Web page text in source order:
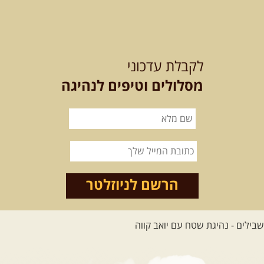
למגוון רכבי שטח
בחרנו לילה מיוחד לטיול מיוחד!
השמיים יהיו נקיים, הכוכבים ...
שישי- מעיינות
ואתגרים בצפון הרמה
מסלול חדש בצפון רמת הגולן בהובלת
מדריך תושב האזור. המסלול ...
לקבלת עדכוני
מסלולים וטיפים לנהיגה
הרשם לניוזלטר